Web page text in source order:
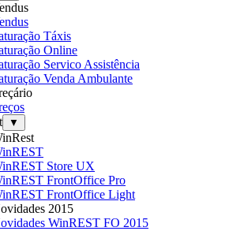
Táxis
Online
Servico Assistência
Venda Ambulante
▼
Store UX
FrontOffice Pro
FrontOffice Light
2015
WinREST FO 2015